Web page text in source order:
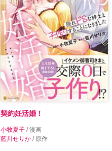
契約妊活婚！
小牧夏子 / 漫画
藍川せりか / 原作